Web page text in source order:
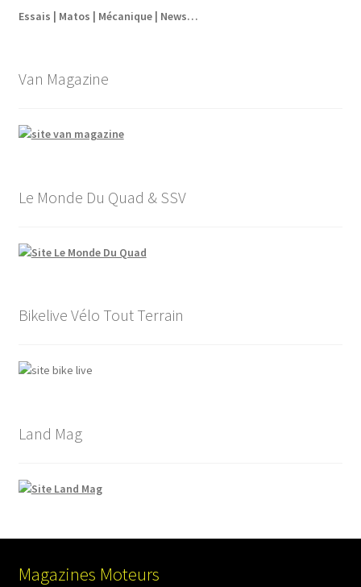
Essais | Matos | Mécanique | News…
Van Magazine
Le Monde Du Quad & SSV
Bikelive Vélo Tout Terrain
Land Mag
Magazines Moteurs